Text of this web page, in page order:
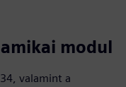
modul
valamint a